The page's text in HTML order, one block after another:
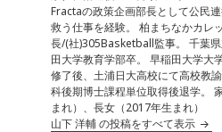
Fractaの政策企画部長として公民
救う仕事を経験。 柏まちなかカレ
長/(社)305Basketball監事。 千葉
田大学教育学部卒。 早稲田大学大
修了後、土浦日大高校にて高校教
科後期博士課程単位取得後退学。
まれ）、長女（2017年生まれ）
山下 洋輔 の投稿をすべて表示